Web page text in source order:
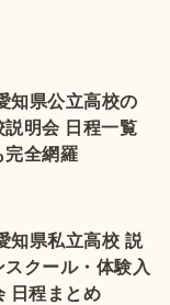
知県公立高校の
明会 日程一覧
完全網羅
知県私立高校 説
クール・体験入
日程まとめ